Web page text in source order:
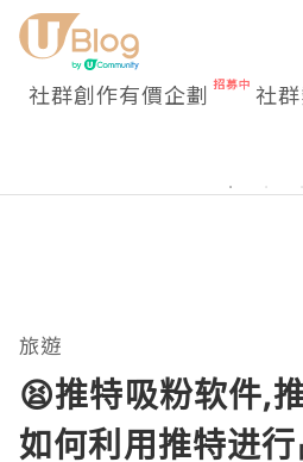
社群創作有價企劃 社
旅遊
😫推特吸粉软件,
如何利用推特进